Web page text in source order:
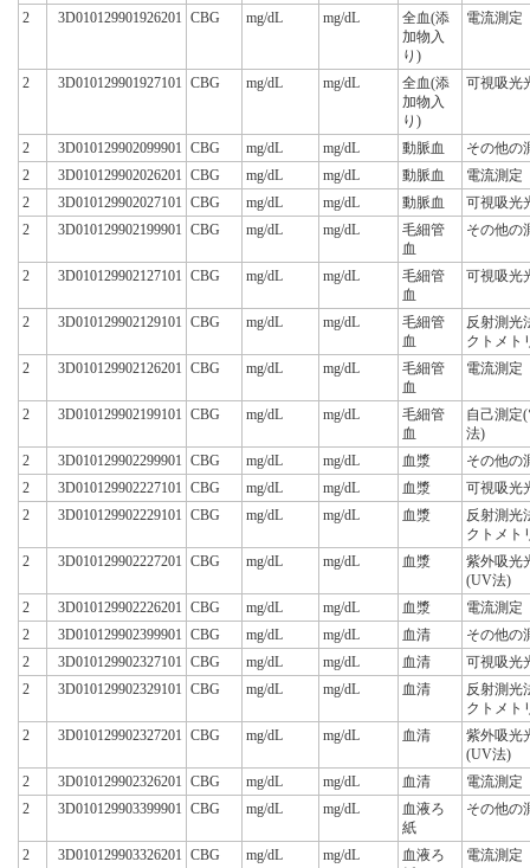
2 3D010129901926201 CBG mg/dL mg/dL
全血(添
加物入
り)
電流測定
2 3D010129901927101 CBG mg/dL mg/dL
全血(添
加物入
り)
可視吸光
2 3D010129902099901 CBG mg/dL mg/dL 動脈血
その他の
2
3D010129902026201 CBG mg/dL mg/dL 動脈血
電流測定
2
3D010129902027101 CBG mg/dL mg/dL 動脈血
可視吸光
2
3D010129902199901 CBG mg/dL mg/dL
毛細管
血
その他の
2 3D010129902127101 CBG mg/dL mg/dL
毛細管
血
可視吸光
2 3D010129902129101 CBG mg/dL mg/dL
毛細管
血
反射測光
クトメト
2
3D010129902126201 CBG mg/dL mg/dL
毛細管
血
電流測定
2 3D010129902199101 CBG mg/dL mg/dL
毛細管
血
自己測定
法)
2
3D010129902299901 CBG mg/dL mg/dL 血漿
その他の
2
3D010129902227101 CBG mg/dL mg/dL 血漿
可視吸光
2
3D010129902229101 CBG mg/dL mg/dL 血漿
反射測光
クトメト
2
3D010129902227201 CBG mg/dL mg/dL 血漿
紫外吸光
(UV法)
2
3D010129902226201 CBG mg/dL mg/dL 血漿
電流測定
2
3D010129902399901 CBG mg/dL mg/dL 血清
その他の
2
3D010129902327101 CBG mg/dL mg/dL 血清
可視吸光
2
3D010129902329101 CBG mg/dL mg/dL 血清
反射測光
クトメト
2
3D010129902327201 CBG mg/dL mg/dL 血清
紫外吸光
(UV法)
2
3D010129902326201 CBG mg/dL mg/dL 血清
電流測定
2
3D010129903399901 CBG mg/dL mg/dL
血液ろ
紙
その他の
2 3D010129903326201 CBG mg/dL mg/dL
血液ろ
電流測定